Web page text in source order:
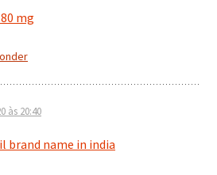
mg
às 20:40
brand name in india